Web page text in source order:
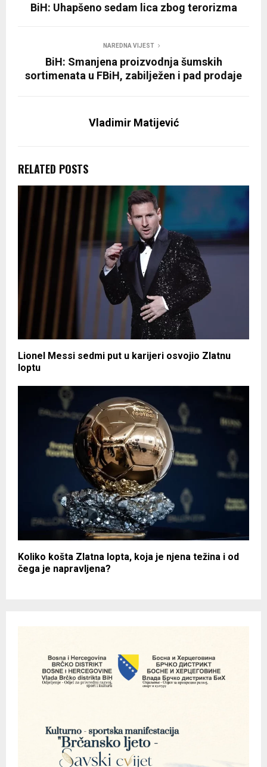
BiH: Uhapšeno sedam lica zbog terorizma
NAREDNA VIJEST
BiH: Smanjena proizvodnja šumskih
sortimenata u FBiH, zabilježen i pad prodaje
Vladimir Matijević
RELATED POSTS
Lionel Messi sedmi put u karijeri osvojio Zlatnu
loptu
Koliko košta Zlatna lopta, koja je njena težina i od
čega je napravljena?